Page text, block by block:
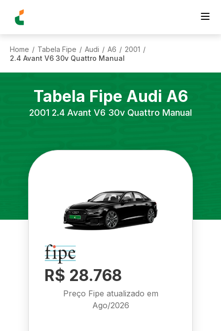
Home / Tabela Fipe / Audi / A6 / 2001 /
2.4 Avant V6 30v Quattro Manual
Tabela Fipe Audi A6
2001 2.4 Avant V6 30v Quattro Manual
R$ 28.768
Preço Fipe atualizado em
Ago/2026